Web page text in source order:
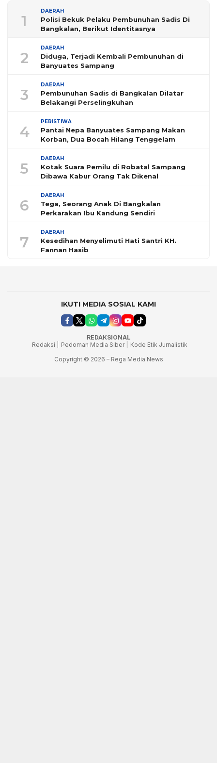
1
DAERAH
Polisi Bekuk Pelaku Pembunuhan Sadis Di
Bangkalan, Berikut Identitasnya
2
DAERAH
Diduga, Terjadi Kembali Pembunuhan di
Banyuates Sampang
3
DAERAH
Pembunuhan Sadis di Bangkalan Dilatar
Belakangi Perselingkuhan
4
PERISTIWA
Pantai Nepa Banyuates Sampang Makan
Korban, Dua Bocah Hilang Tenggelam
5
DAERAH
Kotak Suara Pemilu di Robatal Sampang
Dibawa Kabur Orang Tak Dikenal
6
DAERAH
Tega, Seorang Anak Di Bangkalan
Perkarakan Ibu Kandung Sendiri
7
DAERAH
Kesedihan Menyelimuti Hati Santri KH.
Fannan Hasib
IKUTI MEDIA SOSIAL KAMI
REDAKSIONAL
Redaksi |
Pedoman Media Siber |
Kode Etik Jurnalistik
Copyright © 2026 – Rega Media News